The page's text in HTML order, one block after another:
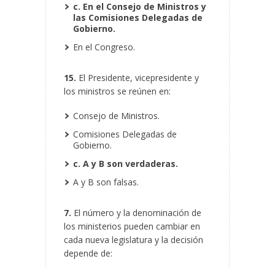
c. En el Consejo de Ministros y
las Comisiones Delegadas de
Gobierno.
En el Congreso.
15. El Presidente, vicepresidente y
los ministros se reúnen en:
Consejo de Ministros.
Comisiones Delegadas de
Gobierno.
c. A y B son verdaderas.
A y B son falsas.
7. El número y la denominación de
los ministerios pueden cambiar en
cada nueva legislatura y la decisión
depende de: